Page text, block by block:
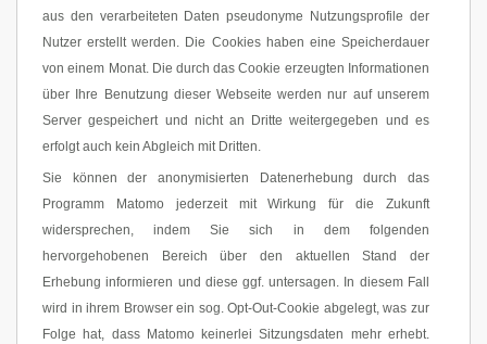
aus den verarbeiteten Daten pseudonyme Nutzungsprofile der
Nutzer erstellt werden. Die Cookies haben eine Speicherdauer
von einem Monat. Die durch das Cookie erzeugten Informationen
über Ihre Benutzung dieser Webseite werden nur auf unserem
Server gespeichert und nicht an Dritte weitergegeben und es
erfolgt auch kein Abgleich mit Dritten.
Sie können der anonymisierten Datenerhebung durch das
Programm Matomo jederzeit mit Wirkung für die Zukunft
widersprechen, indem Sie sich in dem folgenden
hervorgehobenen Bereich über den aktuellen Stand der
Erhebung informieren und diese ggf. untersagen. In diesem Fall
wird in ihrem Browser ein sog. Opt-Out-Cookie abgelegt, was zur
Folge hat, dass Matomo keinerlei Sitzungsdaten mehr erhebt.